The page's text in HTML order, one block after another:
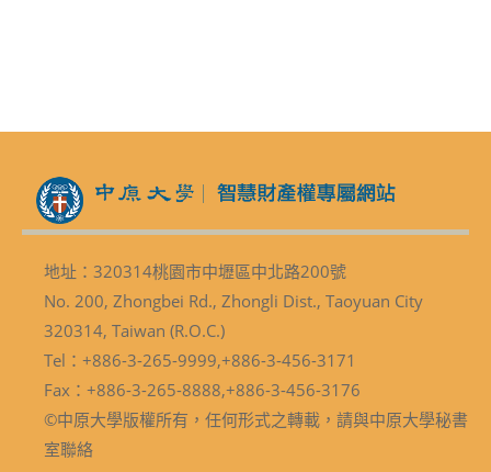
地址：320314桃園市中壢區中北路200號
No. 200, Zhongbei Rd., Zhongli Dist., Taoyuan City
320314, Taiwan (R.O.C.)
Tel：+886-3-265-9999,+886-3-456-3171
Fax：+886-3-265-8888,+886-3-456-3176
©中原大學版權所有，任何形式之轉載，請與中原大學秘書
室聯絡